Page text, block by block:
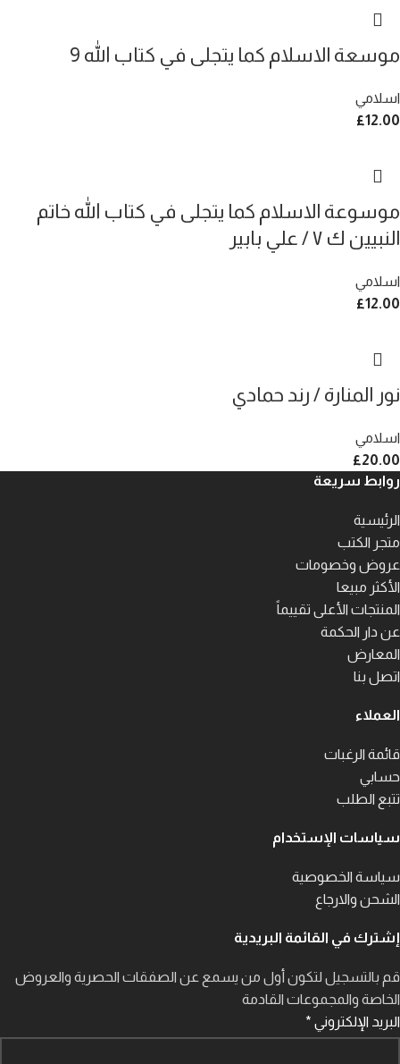
موسعة الاسلام كما يتجلى في كتاب الله 9
اسلامي
£12.00
موسوعة الاسلام كما يتجلى في كتاب الله خاتم
النبيين ك ٧ / علي بابير
اسلامي
£12.00
نور المنارة / رند حمادي
اسلامي
£20.00
روابط سريعة
الرئيسية
متجر الكتب
عروض وخصومات
الأكثر مبيعا
المنتجات الأعلى تقييماً
عن دار الحكمة
المعارض
اتصل بنا
العملاء
قائمة الرغبات
حسابي
تتبع الطلب
سياسات الإستخدام
سياسة الخصوصية
الشحن والارجاع
إشترك في القائمة البريدية
قم بالتسجيل لتكون أول من يسمع عن الصفقات الحصرية والعروض
الخاصة والمجموعات القادمة
البريد الإلكتروني *